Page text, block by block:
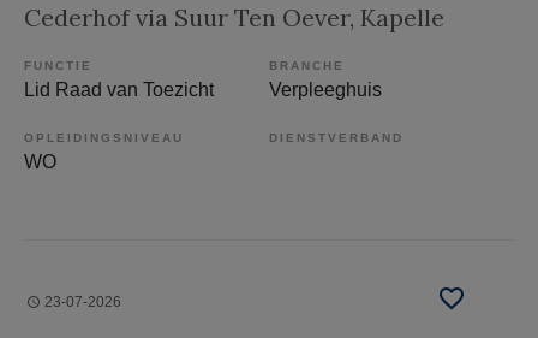
Cederhof via Suur Ten Oever, Kapelle
FUNCTIE
Lid Raad van Toezicht
BRANCHE
Verpleeghuis
OPLEIDINGSNIVEAU
WO
DIENSTVERBAND
23-07-2026